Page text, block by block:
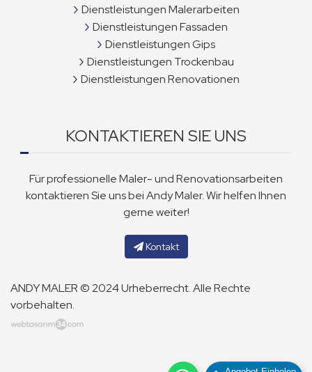
Dienstleistungen Malerarbeiten
Dienstleistungen Fassaden
Dienstleistungen Gips
Dienstleistungen Trockenbau
Dienstleistungen Renovationen
KONTAKTIEREN SIE UNS
Für professionelle Maler- und Renovationsarbeiten
kontaktieren Sie uns bei Andy Maler. Wir helfen Ihnen
gerne weiter!
Kontakt
ANDY MALER © 2024 Urheberrecht. Alle Rechte
vorbehalten.